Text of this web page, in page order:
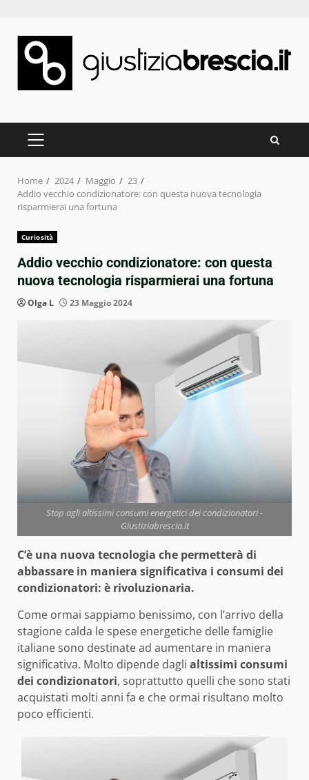
content
PRIMARY
Home 2024 Maggio
23
Addio vecchio condizionatore: con questa nuova tecnologia
risparmierai una fortuna
Curiosità
Addio vecchio condizionatore: con questa
nuova tecnologia risparmierai una fortuna
Olga L 23 Maggio 2024
Stop agli altissimi consumi energetici dei condizionatori -
Giustiziabrescia.it
C’è una nuova tecnologia che permetterà di
abbassare in maniera significativa i consumi dei
condizionatori: è rivoluzionaria.
Come ormai sappiamo benissimo, con l’arrivo della
stagione calda le spese energetiche delle famiglie
italiane sono destinate ad aumentare in maniera
significativa. Molto dipende dagli altissimi consumi
dei condizionatori, soprattutto quelli che sono stati
acquistati molti anni fa e che ormai risultano molto
poco efficienti.